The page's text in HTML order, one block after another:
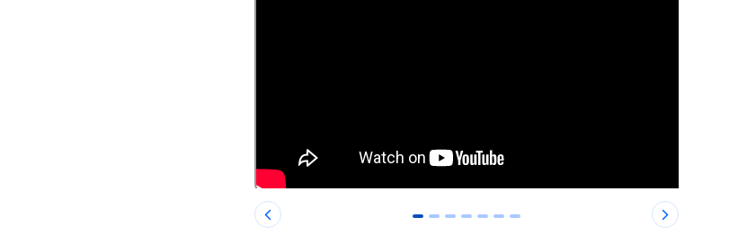
0 1 2 3 4 5 6